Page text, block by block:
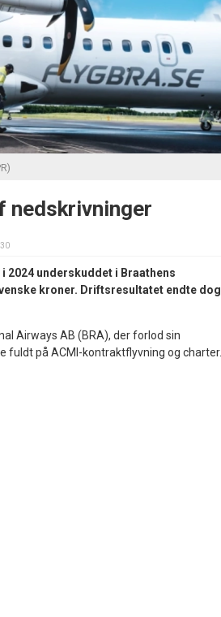
nedskrivninger
2024 underskuddet i Braathens
kroner. Driftsresultatet endte dog
Airways AB (BRA), der forlod sin
fuldt på ACMI-kontraktflyvning og charter.